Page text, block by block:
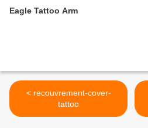
Eagle Tattoo Arm
< recouvrement-cover-
tattoo